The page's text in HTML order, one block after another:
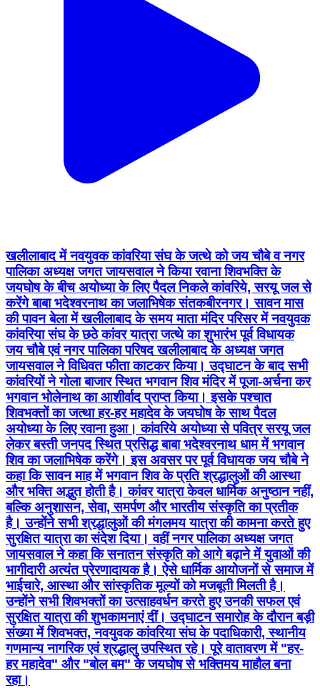
खलीलाबाद में नवयुवक कांवरिया संघ के जत्थे को जय चौबे व नगर
पालिका अध्यक्ष जगत जायसवाल ने किया रवाना शिवभक्ति के
जयघोष के बीच अयोध्या के लिए पैदल निकले कांवरिये, सरयू जल से
करेंगे बाबा भदेश्वरनाथ का जलाभिषेक संतकबीरनगर। सावन मास
की पावन बेला में खलीलाबाद के समय माता मंदिर परिसर में नवयुवक
कांवरिया संघ के छठे कांवर यात्रा जत्थे का शुभारंभ पूर्व विधायक
जय चौबे एवं नगर पालिका परिषद खलीलाबाद के अध्यक्ष जगत
जायसवाल ने विधिवत फीता काटकर किया। उद्घाटन के बाद सभी
कांवरियों ने गोला बाजार स्थित भगवान शिव मंदिर में पूजा-अर्चना कर
भगवान भोलेनाथ का आशीर्वाद प्राप्त किया। इसके पश्चात
शिवभक्तों का जत्था हर-हर महादेव के जयघोष के साथ पैदल
अयोध्या के लिए रवाना हुआ। कांवरिये अयोध्या से पवित्र सरयू जल
लेकर बस्ती जनपद स्थित प्रसिद्ध बाबा भदेश्वरनाथ धाम में भगवान
शिव का जलाभिषेक करेंगे। इस अवसर पर पूर्व विधायक जय चौबे ने
कहा कि सावन माह में भगवान शिव के प्रति श्रद्धालुओं की आस्था
और भक्ति अद्भुत होती है। कांवर यात्रा केवल धार्मिक अनुष्ठान नहीं,
बल्कि अनुशासन, सेवा, समर्पण और भारतीय संस्कृति का प्रतीक
है। उन्होंने सभी श्रद्धालुओं की मंगलमय यात्रा की कामना करते हुए
सुरक्षित यात्रा का संदेश दिया। वहीं नगर पालिका अध्यक्ष जगत
जायसवाल ने कहा कि सनातन संस्कृति को आगे बढ़ाने में युवाओं की
भागीदारी अत्यंत प्रेरणादायक है। ऐसे धार्मिक आयोजनों से समाज में
भाईचारे, आस्था और सांस्कृतिक मूल्यों को मजबूती मिलती है।
उन्होंने सभी शिवभक्तों का उत्साहवर्धन करते हुए उनकी सफल एवं
सुरक्षित यात्रा की शुभकामनाएं दीं। उद्घाटन समारोह के दौरान बड़ी
संख्या में शिवभक्त, नवयुवक कांवरिया संघ के पदाधिकारी, स्थानीय
गणमान्य नागरिक एवं श्रद्धालु उपस्थित रहे। पूरे वातावरण में "हर-
हर महादेव" और "बोल बम" के जयघोष से भक्तिमय माहौल बना
रहा।